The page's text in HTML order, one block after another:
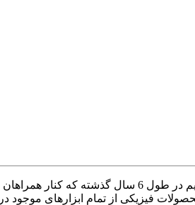
با سلام خدمت همراهان عزیز با درخواست
فیزیکی از تمام ابزارهای موجود